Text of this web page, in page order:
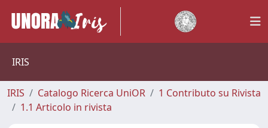
IRIS
IRIS Catalogo Ricerca UniOR
1 Contributo su Rivista
1.1 Articolo in rivista